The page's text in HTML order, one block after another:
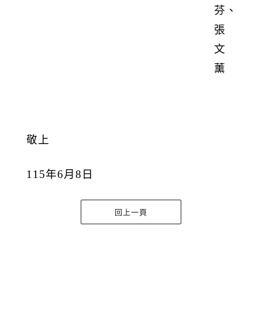
芬、
張
文
薰
敬上
115年6月 8 日